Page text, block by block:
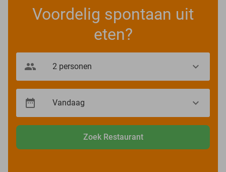
Voordelig spontaan uit
eten?
Zoek Restaurant